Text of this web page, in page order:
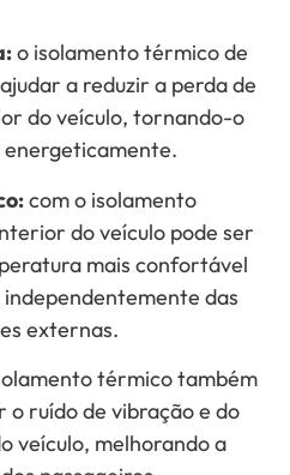
o isolamento térmicode
a reduzir a perda de
do veículo, tornando-o
com o isolamento
do veículo pode ser
mais confortável
das
externas.
térmico também
o ruído de vibração e do
veículo, melhorando a